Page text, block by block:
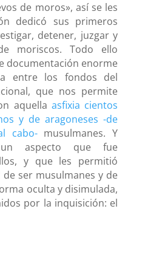
de moros», así se les
dedicó sus primeros
detener, juzgar y
moriscos. Todo ello
documentación enorme
entre los fondos del
que nos permite
aquella asfixia cientos
y de aragoneses -de
cabo-musulmanes. Y
aspecto que fue
y que les permitió
ser musulmanes y de
oculta y disimulada,
por la inquisición: el